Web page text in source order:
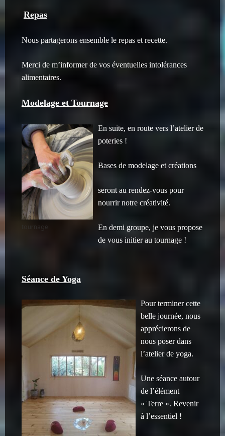
Repas
Nous partagerons ensemble le repas et recette.
Merci de m’informer de vos éventuelles intolérances
alimentaires.
Modelage et Tournage
tournage
En suite, en route vers l’atelier de
poteries !
Bases de modelage et créations
seront au rendez-vous pour
nourrir notre créativité.
En demi groupe, je vous propose
de vous initier au tournage !
Séance de Yoga
Pour terminer cette
belle journée, nous
apprécierons de
nous poser dans
l’atelier de yoga.
Une séance autour
de l’élément
« Terre ». Revenir
à l’essentiel !